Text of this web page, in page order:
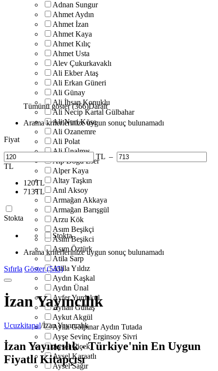
Adnan Sungur
Ahmet Aydın
Ahmet İzan
Ahmet Kaya
Ahmet Kılıç
Ahmet Usta
Alev Çukurkavaklı
Ali Ekber Ataş
Ali Erkan Güneri
Ali Günay
Ali İhsan Konuklu
Ali Necip Kartal Gülbahar
Ali Nuri Köse
Ali Ozanemre
Ali Polat
Ali Ünalmış
Alp Doğu Eser
Alper Kaya
Altay Taşkın
Anıl Aksoy
Armağan Akkaya
Armağan Barışgül
Arzu Kök
Asım Beşikçi
Asım Beşikci
Asım Öztürk
Atila Sarp
Atilla Yıldız
Aydın Kaşkal
Aydın Ünal
Ayfer Yurdakul
Ayhan Gültaş
Aykut Akgül
Aylin Gölpınar Aydın Tutada
Ayşe Sevinç Erginsoy Sivri
Aysel Çiçek
Aysel Karaatlı
Aysel Sağır
Tümünü göster (366)Daralt
Arama kriterlerinize uygun sonuç bulunamadı
Fiyat
TL –
TL
120TL
713TL
Stokta
Stokta
Arama kriterlerinize uygun sonuç bulunamadı
Sıfırla Göster (545)
İzan Yayıncılık
Ucuzkitapal/İzan Yayıncılık
İzan Yayıncılık - Türkiye'nin En Uygun
Fiyatlı Kitapçısı